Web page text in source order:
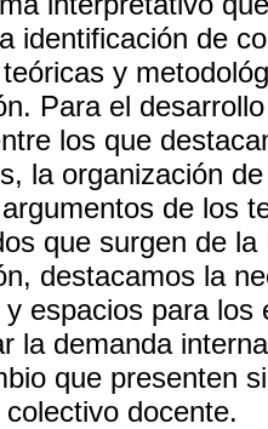
identificación de
y
Para el
los que
la organización
de los
que surgen de
destacamos la
espacios para
la demanda
que presenten
docente.